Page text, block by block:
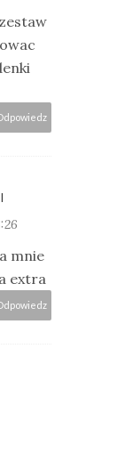
mnie
extra